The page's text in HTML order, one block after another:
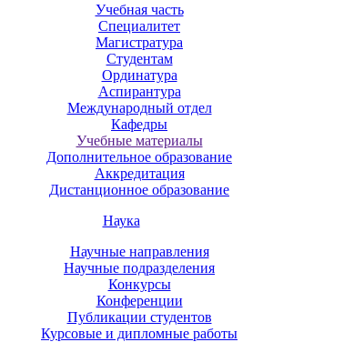
Учебная часть
Специалитет
Магистратура
Студентам
Ординатура
Аспирантура
Международный отдел
Кафедры
Учебные материалы
Дополнительное образование
Аккредитация
Дистанционное образование
Наука
Научные направления
Научные подразделения
Конкурсы
Конференции
Публикации студентов
Курсовые и дипломные работы